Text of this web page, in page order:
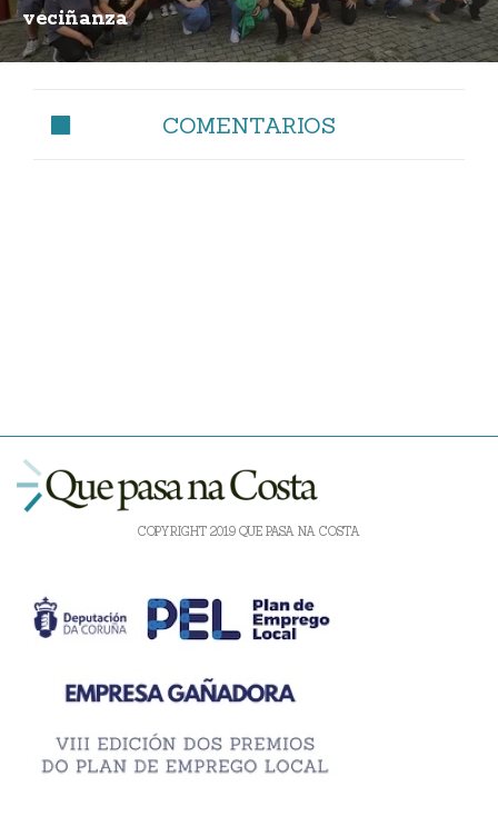
veciñanza
COMENTARIOS
COPYRIGHT 2019 QUE PASA NA COSTA